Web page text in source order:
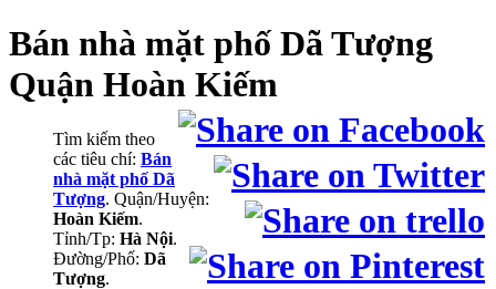
Bán nhà mặt phốDã Tượng
Quận Hoàn Kiếm
Tìm kiếm theo
các tiêu chí: Bán
nhà mặt phố Dã
Tượng. Quận/Huyện:
Hoàn Kiếm.
Tỉnh/Tp: Hà Nội.
Đường/Phố: Dã
Tượng.